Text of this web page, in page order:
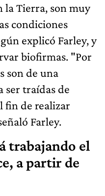
la Tierra, son muy
condiciones
explicó Farley, y
biofirmas. "Por
son de una
ser traídas de
fin de realizar
Farley.
trabajando el
a partir de